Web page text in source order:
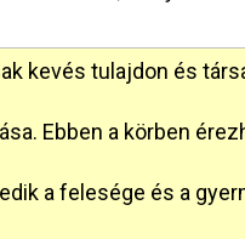
kevés tulajdon és
Ebben a körben
a felesége és a